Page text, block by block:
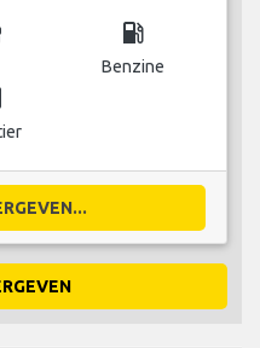
local_gas_station
Benzine